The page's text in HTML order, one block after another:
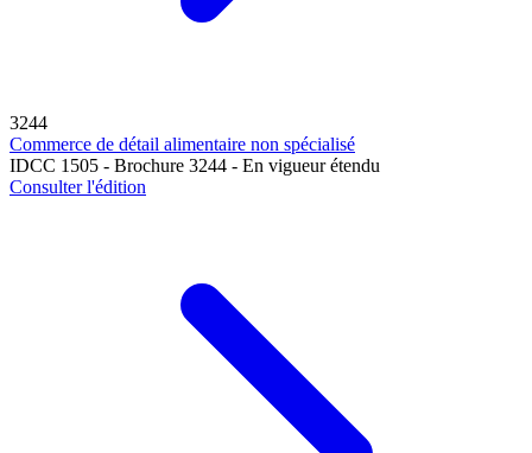
3244
Commerce de détail alimentaire non spécialisé
IDCC 1505 - Brochure 3244 - En vigueur étendu
Consulter l'édition